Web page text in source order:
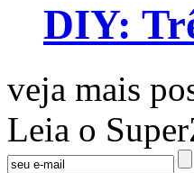
DIY:
veja mais
Leia o